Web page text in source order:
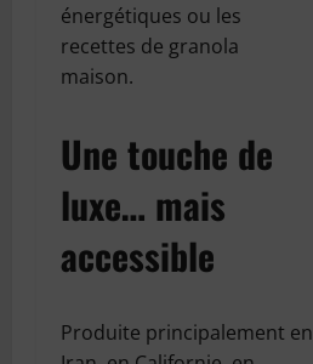
énergétiques ou les
recettes de granola
maison.
Une touche de
luxe… mais
accessible
Produite principalement en